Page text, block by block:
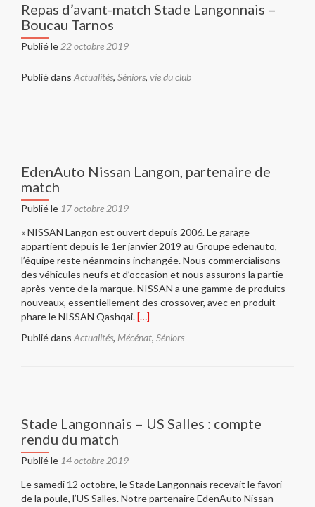
Repas d’avant-match Stade Langonnais –
Boucau Tarnos
Publié le22 octobre 2019
Publié dans Actualités, Séniors, vie du club
EdenAuto Nissan Langon, partenaire de
match
Publié le 17 octobre 2019
« NISSAN Langon est ouvert depuis 2006. Le garage
appartient depuis le 1er janvier 2019 au Groupe edenauto,
l’équipe reste néanmoins inchangée. Nous commercialisons
des véhicules neufs et d’occasion et nous assurons la partie
après-vente de la marque. NISSAN a une gamme de produits
nouveaux, essentiellement des crossover, avec en produit
phare le NISSAN Qashqai.En
plus
match
[…]
Publié dans Actualités, Mécénat, Séniors
Stade Langonnais – US Salles : compte
rendu du match
Publié le 14 octobre 2019
Le samedi 12 octobre, le Stade Langonnais recevait le favori
de la poule, l’US Salles. Notre partenaire EdenAuto Nissan